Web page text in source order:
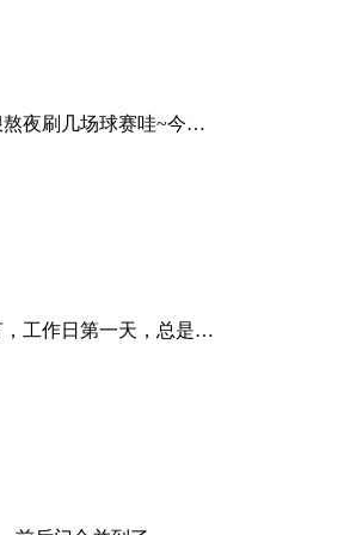
熬夜刷几场球赛哇~今…
，工作日第一天，总是…